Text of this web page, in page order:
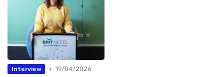
Interview • 19/04/2026